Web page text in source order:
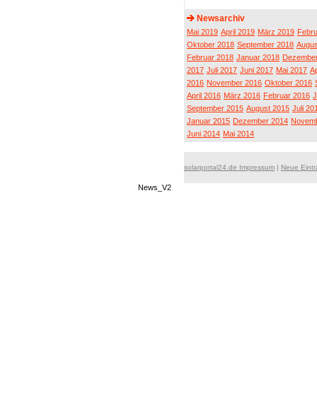
Newsarchiv
Mai 2019 April 2019 März 2019
Oktober 2018 September 2018
Februar 2018 Januar 2018
2017 Juli 2017 Juni 2017 Mai 2017
2016 November 2016 Oktober 2016
April 2016 März 2016 Februar 2016
September 2015 August 2015 Juli
Januar 2015 Dezember 2014
Juni 2014 Mai 2014
solarportal24.de Impressum | Neue
News_V2